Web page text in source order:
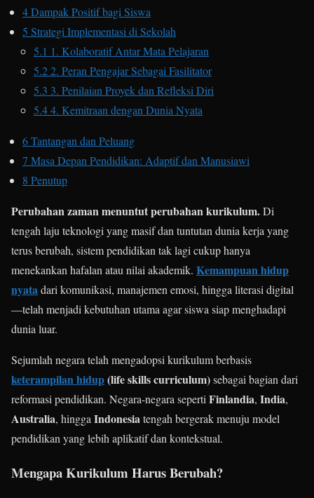
4Dampak Positif bagi Siswa
5 Strategi Implementasi di Sekolah
5.1 1. Kolaboratif Antar Mata Pelajaran
5.22. Peran Pengajar Sebagai Fasilitator
5.3 3. Penilaian Proyek dan Refleksi Diri
5.44. Kemitraan dengan Dunia Nyata
6Tantangan dan Peluang
7 Masa Depan Pendidikan: Adaptif dan Manusiawi
8 Penutup
Perubahan zaman menuntut perubahan kurikulum.Di
tengah laju teknologi yang masif dan tuntutan dunia kerja yang
terus berubah, sistem pendidikan tak lagi cukup hanya
menekankan hafalan atau nilai akademik. Kemampuan hidup
nyatadari komunikasi, manajemen emosi, hingga literasi digital
—telah menjadi kebutuhan utama agar siswa siap menghadapi
dunia luar.
Sejumlah negara telah mengadopsi kurikulum berbasis
keterampilan hidup(life skills curriculum)sebagai bagian dari
reformasi pendidikan. Negara-negara seperti Finlandia, India,
Australia, hingga Indonesiatengah bergerak menuju model
pendidikan yang lebih aplikatif dan kontekstual.
Mengapa Kurikulum Harus Berubah?